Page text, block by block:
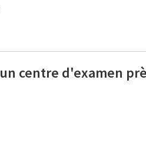
centre d'examen